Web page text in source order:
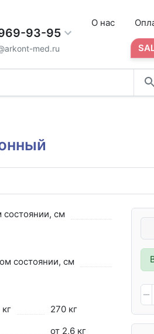
93-95
med.ru
О нас
см
состоянии, см
270 кг
от 2,6 кг